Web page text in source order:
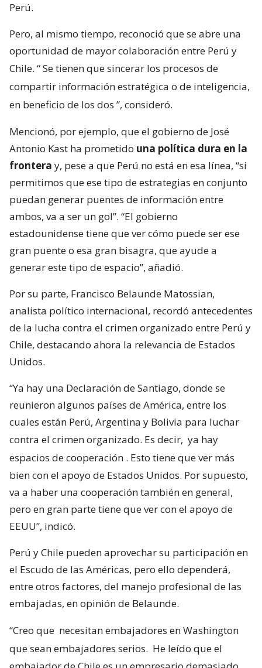
Perú.
Pero, al mismo tiempo, reconoció que se abre una
oportunidad de mayor colaboración entre Perú y
Chile. “Se tienen que sincerar los procesos de
compartir información estratégica o de inteligencia,
en beneficio de los dos ”, consideró.
Mencionó, por ejemplo, que el gobierno de José
Antonio Kast ha prometido una política dura en la
frontera y, pese a que Perú no está en esa línea, “si
permitimos que ese tipo de estrategias en conjunto
puedan generar puentes de información entre
ambos, va a ser un gol”. “El gobierno
estadounidense tiene que ver cómo puede ser ese
gran puente o esa gran bisagra, que ayude a
generar este tipo de espacio”, añadió.
Por su parte, Francisco Belaunde Matossian,
analista político internacional, recordó antecedentes
de la lucha contra el crimen organizado entre Perú y
Chile, destacando ahora la relevancia de Estados
Unidos.
“Ya hay una Declaración de Santiago, donde se
reunieron algunos países de América, entre los
cuales están Perú, Argentina y Bolivia para luchar
contra el crimen organizado. Es decir, ya hay
espacios de cooperación . Esto tiene que ver más
bien con el apoyo de Estados Unidos. Por supuesto,
va a haber una cooperación también en general,
pero en gran parte tiene que ver con el apoyo de
EEUU”, indicó.
Perú y Chile pueden aprovechar su participación en
el Escudo de las Américas, pero ello dependerá,
entre otros factores, del manejo profesional de las
embajadas, en opinión de Belaunde.
“Creo que necesitan embajadores en Washington
que sean embajadores serios. He leído que el